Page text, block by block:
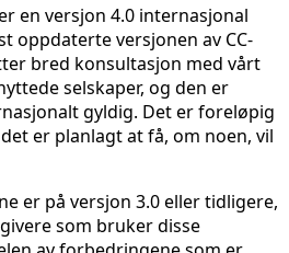
en versjon 4.0 internasjonal
oppdaterte versjonen av CC-
bred konsultasjon med vårt
selskaper, og den er
gyldig. Det er foreløpig
er planlagt at få, om noen, vil
er på versjon 3.0 eller tidligere,
som bruker disse